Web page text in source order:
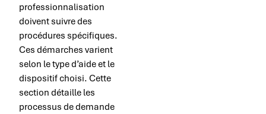
professionnalisation
doivent suivre des
procédures spécifiques.
Ces démarches varient
selon le type d’aide et le
dispositif choisi. Cette
section détaille les
processus de demande